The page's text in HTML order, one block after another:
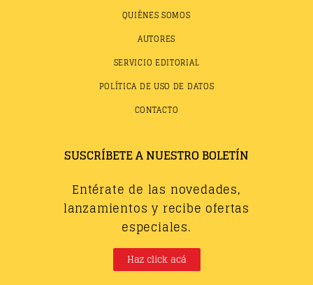
QUIÉNES SOMOS
AUTORES
SERVICIO EDITORIAL
POLÍTICA DE USO DE DATOS
CONTACTO
SUSCRÍBETE A NUESTRO BOLETÍN
Entérate de las novedades,
lanzamientos y recibe ofertas
especiales.
Haz click acá